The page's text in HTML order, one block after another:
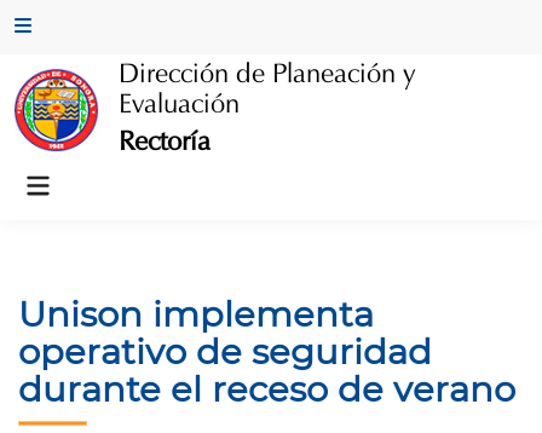
Skip
content
Main
Dirección de Planeación y
Evaluación
Rectoría
Main
Unison implementa
operativo de seguridad
durante el receso de verano